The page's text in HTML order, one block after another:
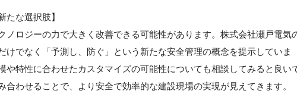
たな選択肢】
ノロジーの力で大きく改善できる可能性があります。株式会社瀬戸電気
けでなく「予測し、防ぐ」という新たな安全管理の概念を提示していま
や特性に合わせたカスタマイズの可能性についても相談してみると良い
合わせることで、より安全で効率的な建設現場の実現が見えてきます。